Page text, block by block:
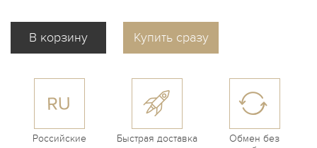
Купить сразу
Российские
Быстрая доставка
Обмен без